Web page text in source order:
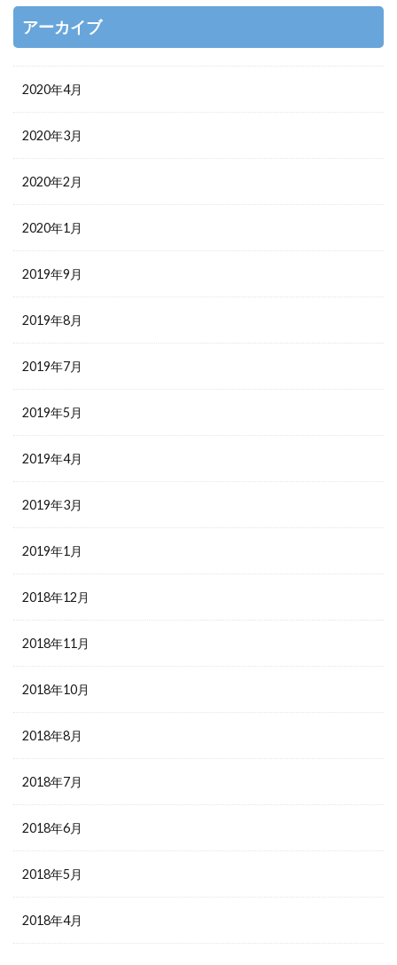
アーカイブ
2020年4月
2020年3月
2020年2月
2020年1月
2019年9月
2019年8月
2019年7月
2019年5月
2019年4月
2019年3月
2019年1月
2018年12月
2018年11月
2018年10月
2018年8月
2018年7月
2018年6月
2018年5月
2018年4月